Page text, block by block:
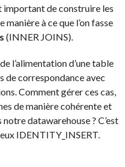
important de construire les
à ce que l’on fasse
(INNER JOINS).
l’alimentation d’une table
de correspondance avec
Comment gérer ces cas,
de manière cohérente et
datawarehouse ? C’est
IDENTITY_INSERT.